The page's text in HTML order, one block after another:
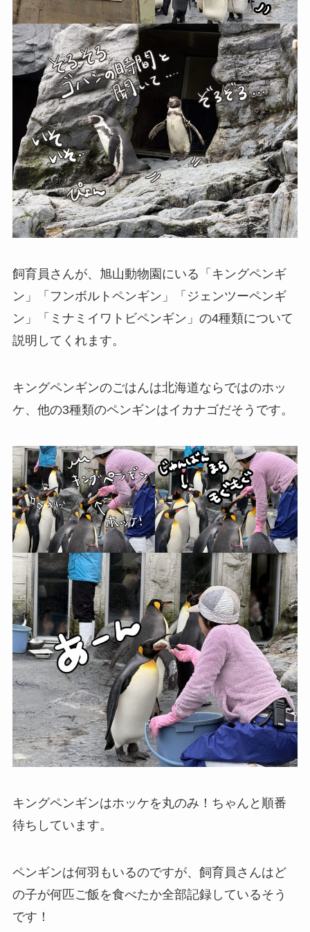
飼育員さんが、旭山動物園にいる「キングペンギ
ン」「フンボルトペンギン」「ジェンツーペンギ
ン」「ミナミイワトビペンギン」の4種類について
説明してくれます。
キングペンギンのごはんは北海道ならではのホッ
ケ、他の3種類のペンギンはイカナゴだそうです。
キングペンギンはホッケを丸のみ！ちゃんと順番
待ちしています。
ペンギンは何羽もいるのですが、飼育員さんはど
の子が何匹ご飯を食べたか全部記録しているそう
です！